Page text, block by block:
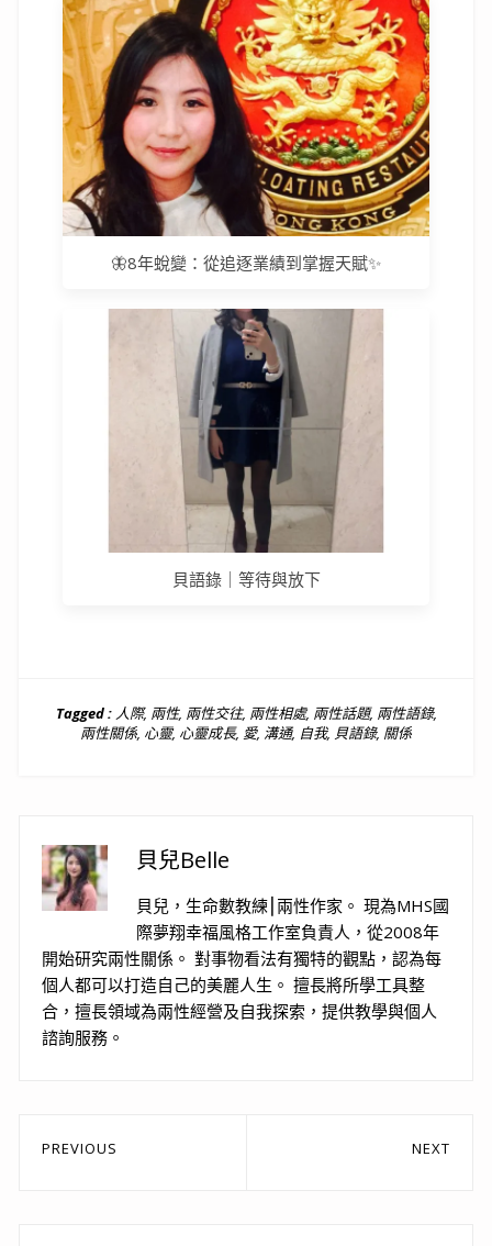
🦋8年蛻變：從追逐業績到掌握天賦✨
貝語錄｜等待與放下
Tagged : 人際, 兩性, 兩性交往, 兩性相處, 兩性話題, 兩性語錄,
兩性關係, 心靈, 心靈成長, 愛, 溝通, 自我, 貝語錄, 關係
貝兒Belle
貝兒，生命數教練⎮兩性作家。 現為MHS國
際夢翔幸福風格工作室負責人，從2008年
開始研究兩性關係。 對事物看法有獨特的觀點，認為每
個人都可以打造自己的美麗人生。 擅長將所學工具整
合，擅長領域為兩性經營及自我探索，提供教學與個人
諮詢服務。
文
PREVIOUS NEXT